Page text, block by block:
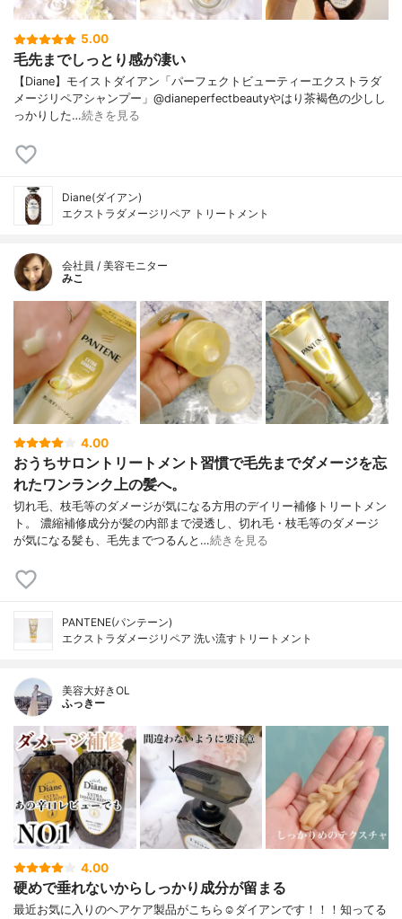
5.00
毛先までしっとり感が凄い
【Diane】モイストダイアン「パーフェクトビューティーエクストラダ
メージリペアシャンプー」@dianeperfectbeautyやはり茶褐色の少しし
っかりした…続きを見る
Diane(ダイアン)
エクストラダメージリペア トリートメント
会社員 / 美容モニター
みこ
4.00
おうちサロントリートメント習慣で毛先までダメージを忘
れたワンランク上の髪へ。
切れ毛、枝毛等のダメージが気になる方用のデイリー補修トリートメン
ト。 濃縮補修成分が髪の内部まで浸透し、切れ毛・枝毛等のダメージ
が気になる髪も、毛先までつるんと…続きを見る
PANTENE(パンテーン)
エクストラダメージリペア 洗い流すトリートメント
美容大好きOL
ふっきー
4.00
硬めで垂れないからしっかり成分が留まる
最近お気に入りのヘアケア製品がこちら☺️ダイアンです！！！知ってる